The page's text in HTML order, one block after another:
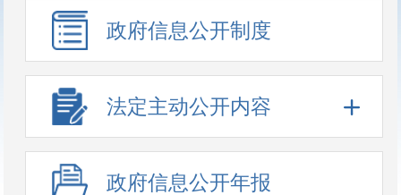
政府信息公开制度
法定主动公开内容
政府信息公开年报